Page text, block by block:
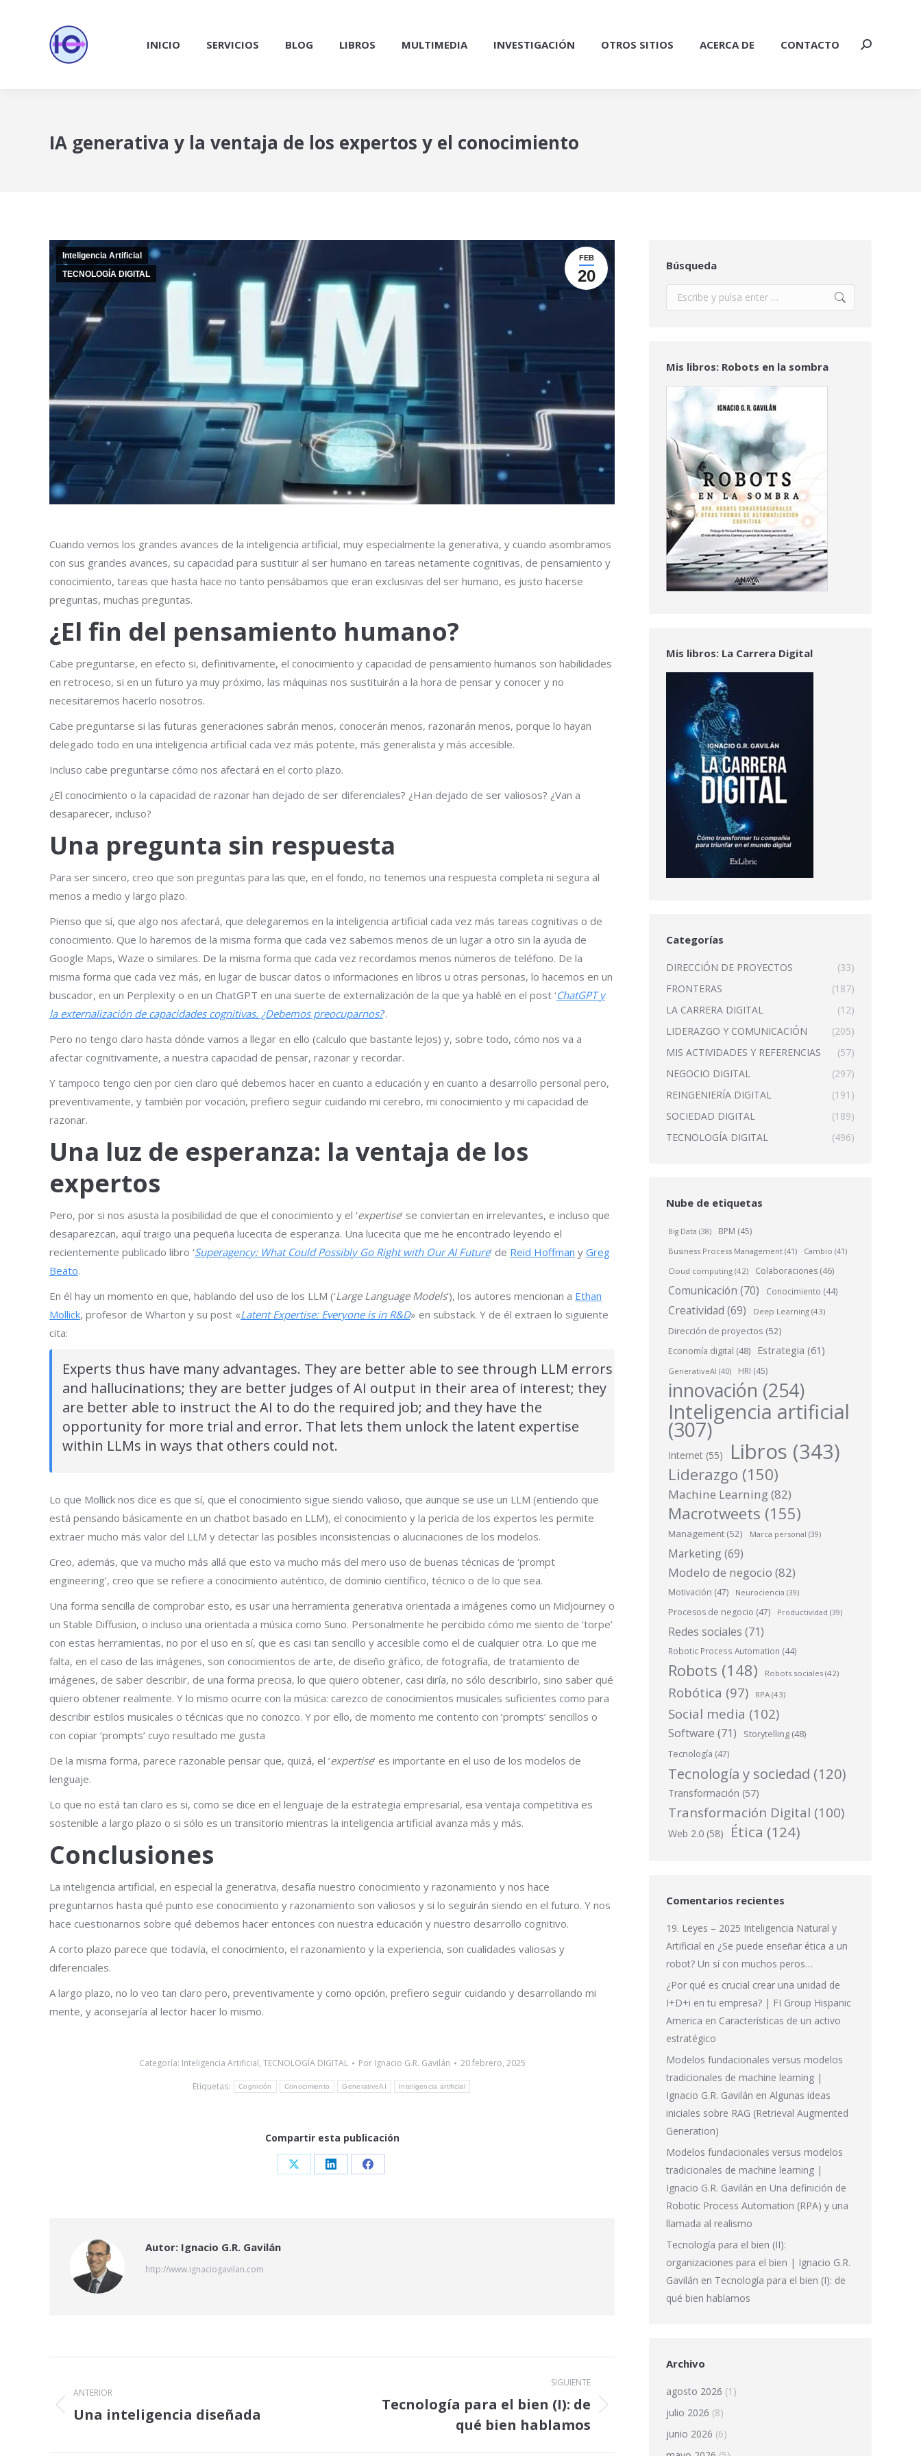
INICIO SERVICIOS BLOG LIBROS MULTIMEDIA INVESTIGACIÓN OTROS SITIOS ACERCA DE CONTACTO Buscar:
IA generativa y la ventaja de los expertos y el conocimiento
FEB
20
Inteligencia Artificial
TECNOLOGÍA DIGITAL
Cuando vemos los grandes avances de la inteligencia artificial, muy especialmente la generativa, y cuando asombramos
con sus grandes avances, su capacidad para sustituir al ser humano en tareas netamente cognitivas, de pensamiento y
conocimiento, tareas que hasta hace no tanto pensábamos que eran exclusivas del ser humano, es justo hacerse
preguntas, muchas preguntas.
¿El fin del pensamiento humano?
Cabe preguntarse, en efecto si, definitivamente, el conocimiento y capacidad de pensamiento humanos son habilidades
en retroceso, si en un futuro ya muy próximo, las máquinas nos sustituirán a la hora de pensar y conocer y no
necesitaremos hacerlo nosotros.
Cabe preguntarse si las futuras generaciones sabrán menos, conocerán menos, razonarán menos, porque lo hayan
delegado todo en una inteligencia artificial cada vez más potente, más generalista y más accesible.
Incluso cabe preguntarse cómo nos afectará en el corto plazo.
¿El conocimiento o la capacidad de razonar han dejado de ser diferenciales? ¿Han dejado de ser valiosos? ¿Van a
desaparecer, incluso?
Una pregunta sin respuesta
Para ser sincero, creo que son preguntas para las que, en el fondo, no tenemos una respuesta completa ni segura al
menos a medio y largo plazo.
Pienso que sí, que algo nos afectará, que delegaremos en la inteligencia artificial cada vez más tareas cognitivas o de
conocimiento. Que lo haremos de la misma forma que cada vez sabemos menos de un lugar a otro sin la ayuda de
Google Maps, Waze o similares. De la misma forma que cada vez recordamos menos números de teléfono. De la
misma forma que cada vez más, en lugar de buscar datos o informaciones en libros u otras personas, lo hacemos en un
buscador, en un Perplexity o en un ChatGPT en una suerte de externalización de la que ya hablé en el post ‘ChatGPT y
la externalización de capacidades cognitivas. ¿Debemos preocuparnos?‘.
Pero no tengo claro hasta dónde vamos a llegar en ello (calculo que bastante lejos) y, sobre todo, cómo nos va a
afectar cognitivamente, a nuestra capacidad de pensar, razonar y recordar.
Y tampoco tengo cien por cien claro qué debemos hacer en cuanto a educación y en cuanto a desarrollo personal pero,
preventivamente, y también por vocación, prefiero seguir cuidando mi cerebro, mi conocimiento y mi capacidad de
razonar.
Una luz de esperanza: la ventaja de los
expertos
Pero, por si nos asusta la posibilidad de que el conocimiento y el ‘expertise‘ se conviertan en irrelevantes, e incluso que
desaparezcan, aquí traigo una pequeña lucecita de esperanza. Una lucecita que me he encontrado leyendo el
recientemente publicado libro ‘Superagency: What Could Possibly Go Right with Our AI Future‘ de Reid Hoffman y Greg
Beato.
En él hay un momento en que, hablando del uso de los LLM (‘Large Language Models‘), los autores mencionan a Ethan
Mollick, profesor de Wharton y su post «Latent Expertise: Everyone is in R&D» en substack. Y de él extraen lo siguiente
cita:
Experts thus have many advantages. They are better able to see through LLM errors
and hallucinations; they are better judges of AI output in their area of interest; they
are better able to instruct the AI to do the required job; and they have the
opportunity for more trial and error. That lets them unlock the latent expertise
within LLMs in ways that others could not.
Lo que Mollick nos dice es que sí, que el conocimiento sigue siendo valioso, que aunque se use un LLM (entiendo que
está pensando básicamente en un chatbot basado en LLM), el conocimiento y la pericia de los expertos les permite
extraer mucho más valor del LLM y detectar las posibles inconsistencias o alucinaciones de los modelos.
Creo, además, que va mucho más allá que esto va mucho más del mero uso de buenas técnicas de ‘prompt
engineering’, creo que se refiere a conocimiento auténtico, de dominio científico, técnico o de lo que sea.
Una forma sencilla de comprobar esto, es usar una herramienta generativa orientada a imágenes como un Midjourney o
un Stable Diffusion, o incluso una orientada a música como Suno. Personalmente he percibido cómo me siento de ‘torpe’
con estas herramientas, no por el uso en sí, que es casi tan sencillo y accesible como el de cualquier otra. Lo que me
falta, en el caso de las imágenes, son conocimientos de arte, de diseño gráfico, de fotografía, de tratamiento de
imágenes, de saber describir, de una forma precisa, lo que quiero obtener, casi diría, no sólo describirlo, sino saber qué
quiero obtener realmente. Y lo mismo ocurre con la música: carezco de conocimientos musicales suficientes como para
describir estilos musicales o técnicas que no conozco. Y por ello, de momento me contento con ‘prompts’ sencillos o
con copiar ‘prompts’ cuyo resultado me gusta
De la misma forma, parece razonable pensar que, quizá, el ‘expertise‘ es importante en el uso de los modelos de
lenguaje.
Lo que no está tan claro es si, como se dice en el lenguaje de la estrategia empresarial, esa ventaja competitiva es
sostenible a largo plazo o si sólo es un transitorio mientras la inteligencia artificial avanza más y más.
Conclusiones
La inteligencia artificial, en especial la generativa, desafía nuestro conocimiento y razonamiento y nos hace
preguntarnos hasta qué punto ese conocimiento y razonamiento son valiosos y si lo seguirán siendo en el futuro. Y nos
hace cuestionarnos sobre qué debemos hacer entonces con nuestra educación y nuestro desarrollo cognitivo.
A corto plazo parece que todavía, el conocimiento, el razonamiento y la experiencia, son cualidades valiosas y
diferenciales.
A largo plazo, no lo veo tan claro pero, preventivamente y como opción, prefiero seguir cuidando y desarrollando mi
mente, y aconsejaría al lector hacer lo mismo.
Categoría: Inteligencia Artificial, TECNOLOGÍA DIGITAL Por Ignacio G.R. Gavilán
20 febrero, 2025
Etiquetas:
Cognición Conocimiento GenerativeAI Inteligencia artificial
Compartir esta publicación
Share Share Share
Autor: Ignacio G.R. Gavilán
http://www.ignaciogavilan.com
entre
publicaciones
ANTERIOR
Publicación
Una inteligencia diseñada
SIGUIENTE
PublicaciónTecnología para el bien (I): de
qué bien hablamos
Búsqueda
Buscar:
Mis libros: Robots en la sombra
Mis libros: La Carrera Digital
Categorías
DIRECCIÓN DE PROYECTOS
(33)
FRONTERAS
(187)
LA CARRERA DIGITAL
(12)
LIDERAZGO Y COMUNICACIÓN
(205)
MIS ACTIVIDADES Y REFERENCIAS
(57)
NEGOCIO DIGITAL
(297)
REINGENIERÍA DIGITAL
(191)
SOCIEDAD DIGITAL
(189)
TECNOLOGÍA DIGITAL
(496)
Nube de etiquetas
Big Data (38) BPM (45)
Business Process Management (41) Cambio (41)
Cloud computing (42) Colaboraciones (46)
Comunicación (70) Conocimiento (44)
Creatividad (69) Deep Learning (43)
Dirección de proyectos (52)
Economía digital (48) Estrategia (61)
GenerativeAI (40) HRI (45)
innovación (254)
Inteligencia artificial
(307)
Internet (55) Libros (343)
Liderazgo (150)
Machine Learning(82)
Macrotweets (155)
Management (52) Marca personal (39)
Marketing (69)
Modelo de negocio (82)
Motivación (47) Neurociencia (39)
Procesos de negocio (47) Productividad (39)
Redes sociales (71)
Robotic Process Automation (44)
Robots (148) Robots sociales (42)
Robótica (97) RPA (43)
Social media (102)
Software (71) Storytelling (48)
Tecnología (47)
Tecnología y sociedad (120)
Transformación (57)
Transformación Digital (100)
Web 2.0 (58) Ética (124)
Comentarios recientes
19. Leyes – 2025 Inteligencia Natural y
Artificial en ¿Se puede enseñar ética a un
robot? Un sí con muchos peros…
¿Por qué es crucial crear una unidad de
I+D+i en tu empresa? | FI Group Hispanic
America en Características de un activo
estratégico
Modelos fundacionales versus modelos
tradicionales de machine learning |
Ignacio G.R. Gavilán en Algunas ideas
iniciales sobre RAG (Retrieval Augmented
Generation)
Modelos fundacionales versus modelos
tradicionales de machine learning |
Ignacio G.R. Gavilán en Una definición de
Robotic Process Automation (RPA) y una
llamada al realismo
Tecnología para el bien (II):
organizaciones para el bien | Ignacio G.R.
Gavilán en Tecnología para el bien (I): de
qué bien hablamos
Archivo
agosto 2026 (1)
julio 2026 (8)
junio 2026 (6)